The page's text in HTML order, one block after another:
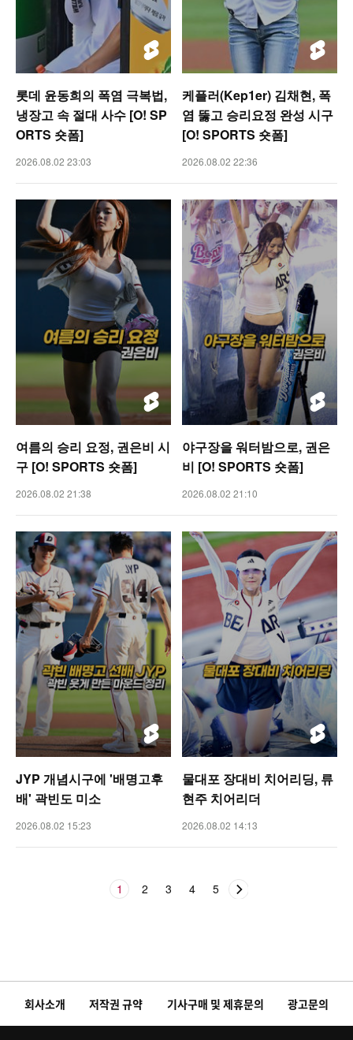
롯데 윤동희의 폭염 극복법,
냉장고 속 절대 사수 [O! SP
ORTS 숏폼]
2026.08.02 23:03
케플러(Kep1er) 김채현, 폭
염 뚫고 승리요정 완성 시구
[O! SPORTS 숏폼]
2026.08.02 22:36
여름의 승리 요정, 권은비 시
구 [O! SPORTS 숏폼]
2026.08.02 21:38
야구장을 워터밤으로, 권은
비 [O! SPORTS 숏폼]
2026.08.02 21:10
JYP 개념시구에 '배명고후
배' 곽빈도 미소
2026.08.02 15:23
물대포 장대비 치어리딩, 류
현주 치어리더
2026.08.02 14:13
1 2 3 4 5
회사소개 저작권 규약 기사구매 및 제휴문의 광고문의